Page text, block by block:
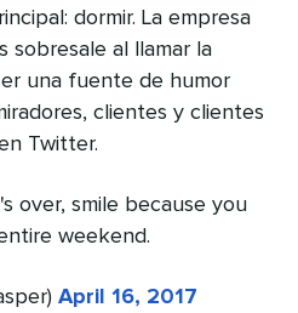
dormir. La empresa
sobresale al llamar la
una fuente de humor
clientes y clientes
Twitter.
over, smile because you
weekend.
April 16, 2017